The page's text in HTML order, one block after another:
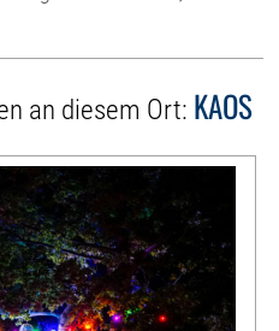
an diesem Ort: KAOS